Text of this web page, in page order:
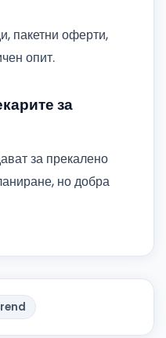
пакетни оферти,
опит.
за
за прекалено
но добра